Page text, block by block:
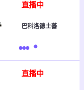
直播中
巴科洛德土蕃
直播中